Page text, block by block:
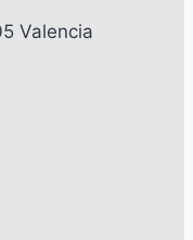
Valencia